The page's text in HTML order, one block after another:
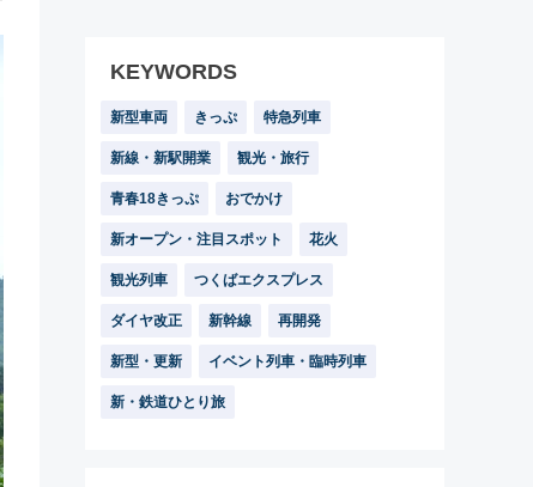
KEYWORDS
新型車両 きっぷ 特急列車
新線・新駅開業 観光・旅行
青春18きっぷ おでかけ
新オープン・注目スポット 花火
観光列車 つくばエクスプレス
ダイヤ改正 新幹線 再開発
新型・更新 イベント列車・臨時列車
新・鉄道ひとり旅